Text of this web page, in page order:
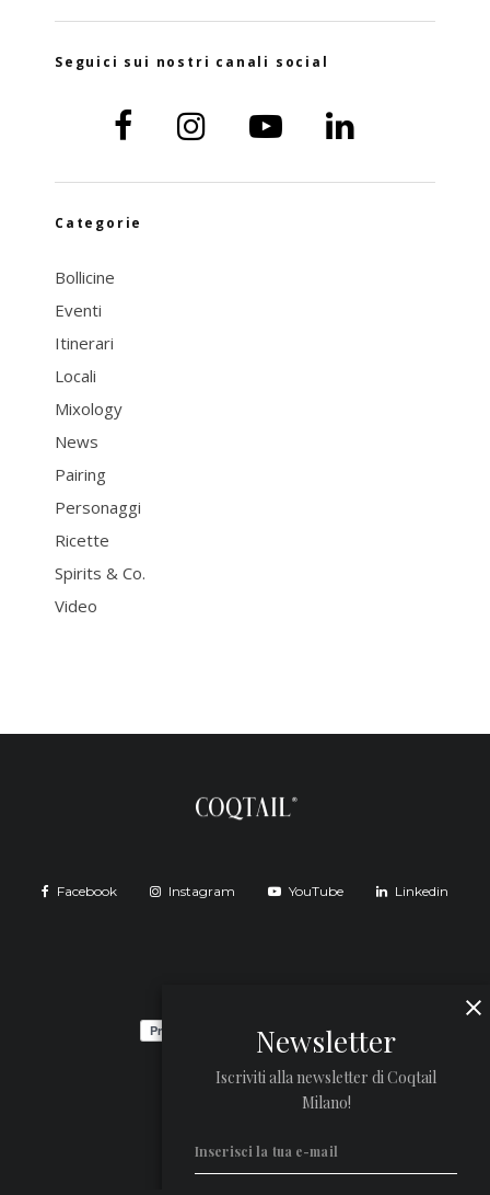
Seguici sui nostri canali social
Categorie
Bollicine
Eventi
Itinerari
Locali
Mixology
News
Pairing
Personaggi
Ricette
Spirits & Co.
Video
Facebook Instagram YouTube Linkedin
Newsletter
Iscriviti alla newsletter di Coqtail
Milano!